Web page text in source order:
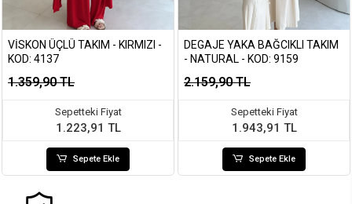
VISKON ÜÇLÜ TAKIM - KIRMIZI -
KOD: 4137
1.359,90 TL
Sepetteki Fiyat
1.223,91 TL
Sepete Ekle
DEGAJE YAKA BAĞCIKLI TAKIM
- NATURAL - KOD: 9159
2.159,90 TL
Sepetteki Fiyat
1.943,91 TL
Sepete Ekle